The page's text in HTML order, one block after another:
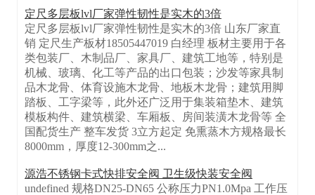
定尺多层板lvl厂家弹性韧性是实木的3倍
定尺多层板lvl厂家弹性韧性是实木的3倍 山东厂家直
销 定尺生产板材18505447019 白经理 板材主要用于各
类包装厂、木制品厂、家具厂、建筑工地等，特别是
机械、玻璃、化工等产品的出口包装；沙发等家具制
品木龙骨、体育设施木龙骨、地板木龙骨；建筑用脚
踏板、工字梁等，此外还广泛用于集装箱垫木、建筑
模板构件、建筑横梁、车厢板、房间装潢木龙骨等 全
国配货生产 整车发货 3立方起定 免熏蒸木方规格最长
8000mm，厚度12-300mm之...
源浩不锈钢卡式快排安全阀 卫生级快装安全阀
undefined 规格DN25-DN65 公称压力PN1.0Mpa 工作压